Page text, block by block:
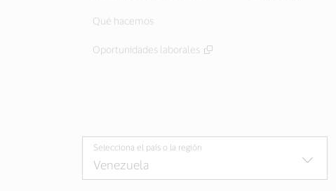
Qué hacemos
Oportunidades laborales
Selecciona el país o la región